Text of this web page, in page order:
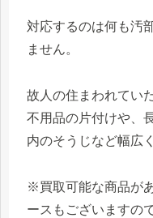
対応するのは何も汚
ません。
故人の住まわれてい
不用品の片付けや、
内のそうじなど幅広
※買取可能な商品が
ースもございますの